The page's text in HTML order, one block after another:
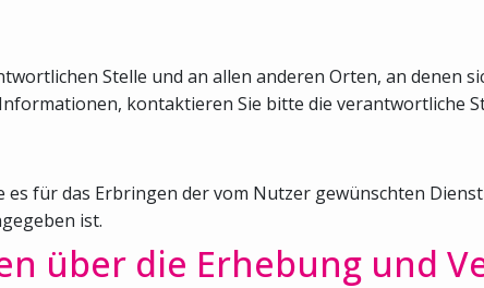
Stelle und an allen anderen Orten, an denen
kontaktieren Sie bitte die verantwortliche
es für das Erbringen der vom Nutzer gewünschten
ist.
über die Erhebung und